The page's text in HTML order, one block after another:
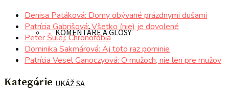
KOMENTÁRE A GLOSY
UKÁŽ SA
Denisa Patáková: Domy obývané prázdnymi dušami
Patrícia Gabrišová: Všetko (nie) je dovolené
Peter Šulej: Chronofóbia
Dominika Sakmárová: Aj toto raz pominie
Patrícia Vesel Ganoczyová: O mužoch, nie len pre mužov
Kategórie